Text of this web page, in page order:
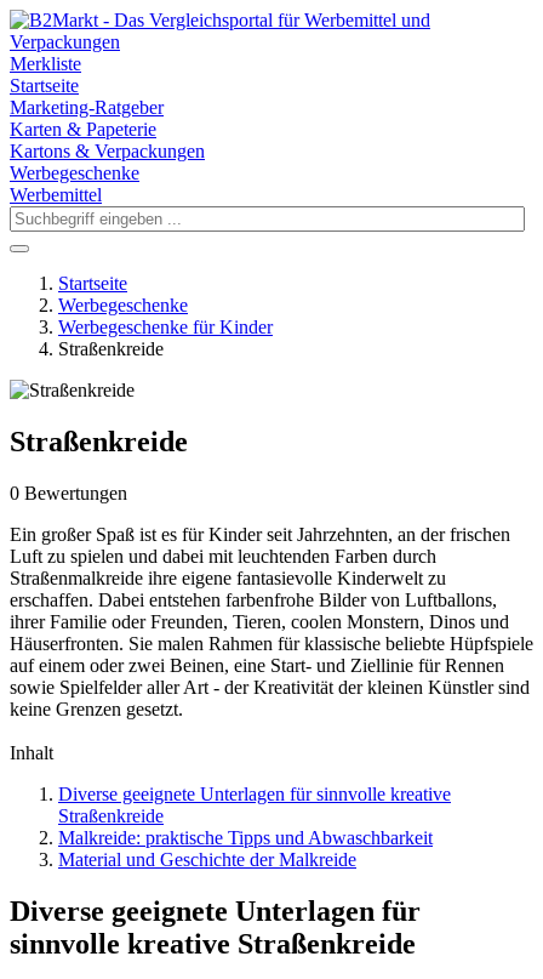
Merkliste
Startseite
Marketing-Ratgeber
Karten & Papeterie
Kartons & Verpackungen
Werbegeschenke
Werbemittel
Startseite
Werbegeschenke
Werbegeschenke für Kinder
Straßenkreide
Straßenkreide
0 Bewertungen
Ein großer Spaß ist es für Kinder seit Jahrzehnten, an der frischen
Luft zu spielen und dabei mit leuchtenden Farben durch
Straßenmalkreide ihre eigene fantasievolle Kinderwelt zu
erschaffen. Dabei entstehen farbenfrohe Bilder von Luftballons,
ihrer Familie oder Freunden, Tieren, coolen Monstern, Dinos und
Häuserfronten. Sie malen Rahmen für klassische beliebte Hüpfspiele
auf einem oder zwei Beinen, eine Start- und Ziellinie für Rennen
sowie Spielfelder aller Art - der Kreativität der kleinen Künstler sind
keine Grenzen gesetzt.
Inhalt
Diverse geeignete Unterlagen für sinnvolle kreative
Straßenkreide
Malkreide: praktische Tipps und Abwaschbarkeit
Material und Geschichte der Malkreide
Diverse geeignete Unterlagen für
sinnvolle kreative Straßenkreide